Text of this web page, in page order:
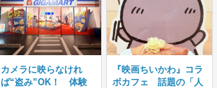
カメラに映らなけれ
ば“盗み”OK！ 体験
『映画ちいかわ』コラ
ボカフェ 話題の「人